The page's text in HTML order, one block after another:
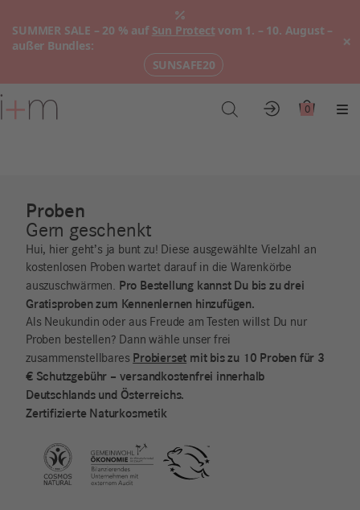
SUMMER SALE – 20 % auf Sun Protect vom 1. – 10. August –
außer Bundles:
SUNSAFE20
×
Zum
Hauptinhalt
Konto 0
Proben
Gern geschenkt
Hui, hier geht’s ja bunt zu! Diese ausgewählte Vielzahl an
kostenlosen Proben wartet darauf in die Warenkörbe
auszuschwärmen. Pro Bestellung kannst Du bis zu drei
Gratisproben zum Kennenlernen hinzufügen.
Als Neukundin oder aus Freude am Testen willst Du nur
Proben bestellen? Dann wähle unser frei
zusammenstellbares Probierset mit bis zu 10 Proben für 3
€ Schutzgebühr – versandkostenfrei innerhalb
Deutschlands und Österreichs.
Zertifizierte Naturkosmetik